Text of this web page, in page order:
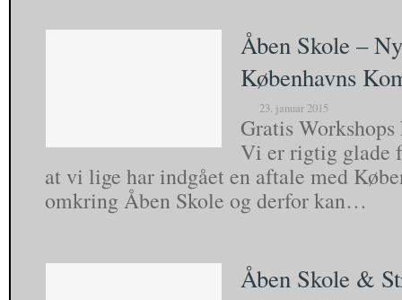
Åben Skole –
Københavns
23. januar 2015
Gratis
Vi er rigtig glade
at vi lige har indgået en aftale med
omkring Åben Skole og derfor kan…
Åben Skole &